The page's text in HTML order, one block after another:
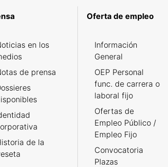
en los
de prensa
de la
Oferta de empleo
Información
General
OEP Personal
func. de carrera o
laboral fijo
Ofertas de
Empleo Público /
Empleo Fijo
Convocatoria
Plazas